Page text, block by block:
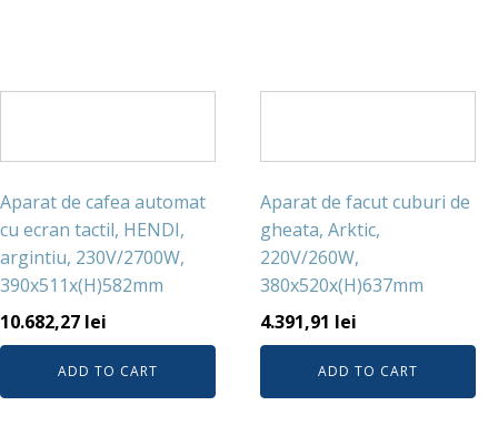
Aparat de cafea automat
cu ecran tactil, HENDI,
argintiu, 230V/2700W,
390x511x(H)582mm
10.682,27 lei
ADD TO CART
Aparat de facut cuburi de
gheata, Arktic,
220V/260W,
380x520x(H)637mm
4.391,91 lei
ADD TO CART